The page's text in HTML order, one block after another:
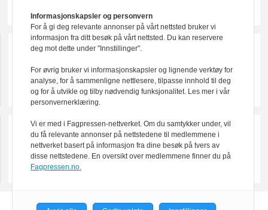
Informasjonskapsler og personvern
For å gi deg relevante annonser på vårt nettsted bruker vi
informasjon fra ditt besøk på vårt nettsted. Du kan reservere
deg mot dette under "Innstillinger".
For øvrig bruker vi informasjonskapsler og lignende verktøy for
analyse, for å sammenligne nettlesere, tilpasse innhold til deg
og for å utvikle og tilby nødvendig funksjonalitet. Les mer i vår
personvernerklæring.
Vi er med i Fagpressen-nettverket. Om du samtykker under, vil
du få relevante annonser på nettstedene til medlemmene i
nettverket basert på informasjon fra dine besøk på tvers av
disse nettstedene. En oversikt over medlemmene finner du på
Fagpressen.no.